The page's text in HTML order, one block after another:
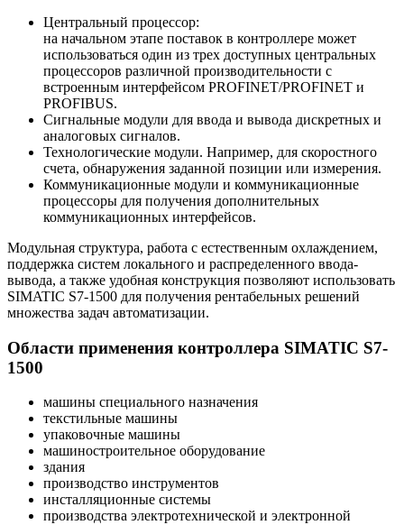
Центральный процессор:
на начальном этапе поставок в контроллере может
использоваться один из трех доступных центральных
процессоров различной производительности с
встроенным интерфейсом PROFINET/PROFINET и
PROFIBUS.
Сигнальные модули для ввода и вывода дискретных и
аналоговых сигналов.
Технологические модули. Например, для скоростного
счета, обнаружения заданной позиции или измерения.
Коммуникационные модули и коммуникационные
процессоры для получения дополнительных
коммуникационных интерфейсов.
Модульная структура, работа с естественным охлаждением,
поддержка систем локального и распределенного ввода-
вывода, а также удобная конструкция позволяют использовать
SIMATIC S7-1500 для получения рентабельных решений
множества задач автоматизации.
Области применения контроллера SIMATIC S7-
1500
машины специального назначения
текстильные машины
упаковочные машины
машиностроительное оборудование
здания
производство инструментов
инсталляционные системы
производства электротехнической и электронной